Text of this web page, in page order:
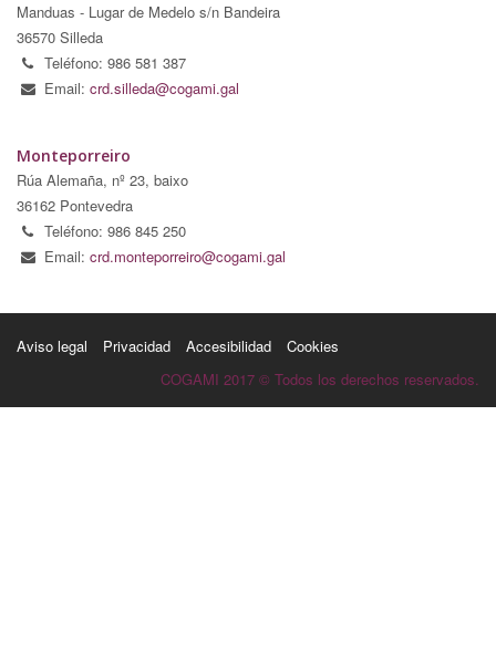
Manduas - Lugar de Medelo s/n Bandeira
36570 Silleda
Teléfono: 986 581 387
Email: crd.silleda@cogami.gal
Monteporreiro
Rúa Alemaña, nº 23, baixo
36162 Pontevedra
Teléfono: 986 845 250
Email: crd.monteporreiro@cogami.gal
Aviso legal Privacidad Accesibilidad
Cookies
COGAMI 2017 © Todos los derechos reservados.